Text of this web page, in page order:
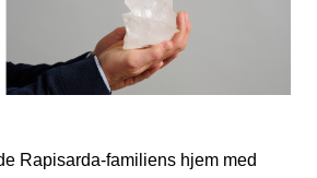
gå glip af.
Rapisarda-familiens hjem med